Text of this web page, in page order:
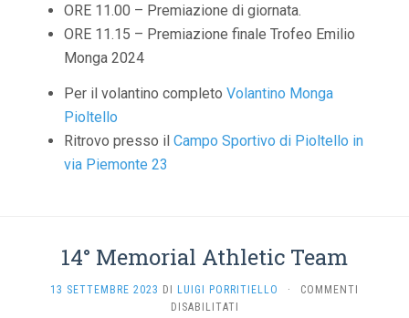
ORE 11.00 – Premiazione di giornata.
ORE 11.15 – Premiazione finale Trofeo Emilio
Monga 2024
Per il volantino completo Volantino Monga
Pioltello
Ritrovo presso il Campo Sportivo di Pioltello in
via Piemonte 23
14° Memorial Athletic Team
13 SETTEMBRE 2023 DI LUIGI PORRITIELLO ·
COMMENTI
DISABILITATI